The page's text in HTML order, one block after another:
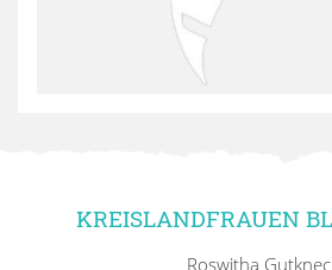
KREISLANDFRAUEN
Roswitha